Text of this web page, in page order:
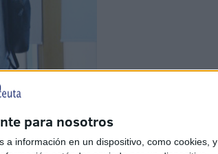
para nosotros
a información en un dispositivo, como cookies, y